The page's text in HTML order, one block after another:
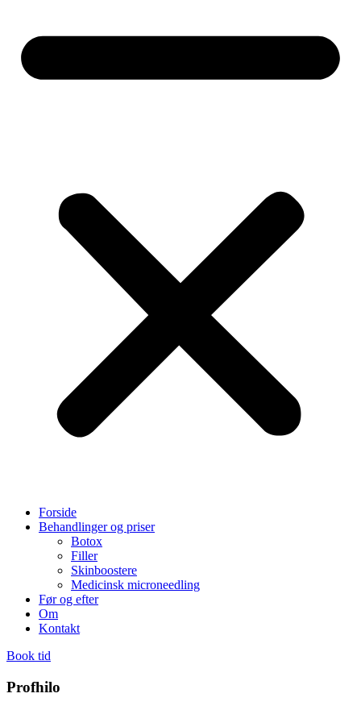
Forside
Behandlinger og priser
Botox
Filler
Skinboostere
Medicinsk microneedling
Før og efter
Om
Kontakt
Book tid
Profhilo